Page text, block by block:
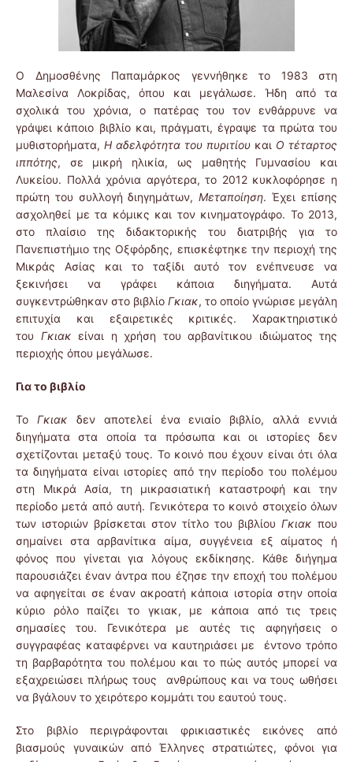
Ο Δημοσθένης Παπαμάρκος γεννήθηκε το 1983 στη
Μαλεσίνα Λοκρίδας, όπου και μεγάλωσε. Ήδη από τα
σχολικά του χρόνια, ο πατέρας του τον ενθάρρυνε να
γράψει κάποιο βιβλίο και, πράγματι, έγραψε τα πρώτα του
μυθιστορήματα, Η αδελφότητα του πυριτίου και Ο τέταρτος
ιππότης, σε μικρή ηλικία, ως μαθητής Γυμνασίου και
Λυκείου. Πολλά χρόνια αργότερα, το 2012 κυκλοφόρησε η
πρώτη του συλλογή διηγημάτων,Μεταποίηση. Έχει επίσης
ασχοληθεί με τα κόμικς και τον κινηματογράφο. Το 2013,
στο πλαίσιο της διδακτορικής του διατριβής για το
Πανεπιστήμιο της Οξφόρδης, επισκέφτηκε την περιοχή της
Μικράς Ασίας και το ταξίδι αυτό τον ενέπνευσε να
ξεκινήσει να γράφει κάποια διηγήματα. Αυτά
συγκεντρώθηκαν στο βιβλίο Γκιακ, το οποίο γνώρισε μεγάλη
επιτυχία και εξαιρετικές κριτικές. Χαρακτηριστικό
του Γκιακ είναι η χρήση του αρβανίτικου ιδιώματος της
περιοχής όπου μεγάλωσε.
Για το βιβλίο
Το Γκιακ δεν αποτελεί ένα ενιαίο βιβλίο, αλλά εννιά
διηγήματα στα οποία τα πρόσωπα και οι ιστορίες δεν
σχετίζονται μεταξύ τους. Το κοινό που έχουν είναι ότι όλα
τα διηγήματα είναι ιστορίες από την περίοδο του πολέμου
στη Μικρά Ασία, τη μικρασιατική καταστροφή και την
περίοδο μετά από αυτή. Γενικότερα το κοινό στοιχείο όλων
των ιστοριών βρίσκεται στον τίτλο του βιβλίου Γκιακ που
σημαίνει στα αρβανίτικα αίμα, συγγένεια εξ αίματος ή
φόνος που γίνεται για λόγους εκδίκησης. Κάθε διήγημα
παρουσιάζει έναν άντρα που έζησε την εποχή του πολέμου
να αφηγείται σε έναν ακροατή κάποια ιστορία στην οποία
κύριο ρόλο παίζει το γκιακ, με κάποια από τις τρεις
σημασίες του. Γενικότερα με αυτές τις αφηγήσεις ο
συγγραφέας καταφέρνει να καυτηριάσει με έντονο τρόπο
τη βαρβαρότητα του πολέμου και το πώς αυτός μπορεί να
εξαχρειώσει πλήρως τους ανθρώπους και να τους ωθήσει
να βγάλουν το χειρότερο κομμάτι του εαυτού τους.
Στο βιβλίο περιγράφονται φρικιαστικές εικόνες από
βιασμούς γυναικών από Έλληνες στρατιώτες, φόνοι για